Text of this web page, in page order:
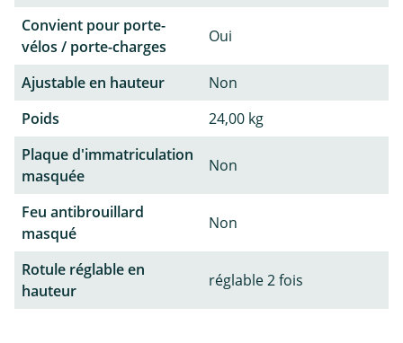
Convient pour porte-
vélos / porte-charges
Oui
Ajustable en hauteur
Non
Poids
24,00 kg
Plaque d'immatriculation
masquée
Non
Feu antibrouillard
masqué
Non
Rotule réglable en
hauteur
réglable 2 fois